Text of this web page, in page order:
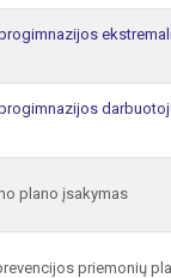
plano įsakymas
priemonių